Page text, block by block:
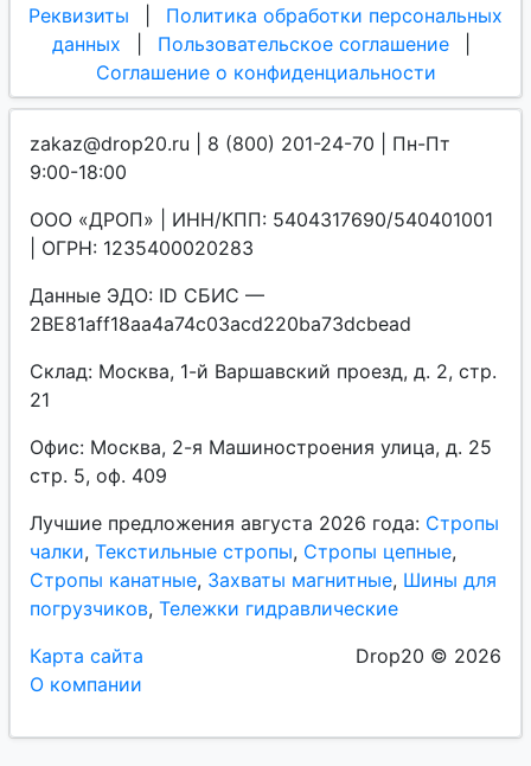
Реквизиты
Политика обработки персональных
данных
Пользовательское соглашение
Соглашение о конфиденциальности
zakaz@drop20.ru | 8 (800) 201-24-70 | Пн-Пт
9:00-18:00
ООО «ДРОП» | ИНН/КПП: 5404317690/540401001
| ОГРН: 1235400020283
Данные ЭДО: ID СБИС —
2BE81aff18aa4a74c03acd220ba73dcbead
Склад: Москва, 1-й Варшавский проезд, д. 2, стр.
21
Офис: Москва, 2-я Машиностроения улица, д. 25
стр. 5, оф. 409
Лучшие предложения августа 2026 года: Стропы
чалки, Текстильные стропы, Стропы цепные,
Стропы канатные, Захваты магнитные, Шины для
погрузчиков, Тележки гидравлические
Карта сайта
О компании
Drop20 © 2026